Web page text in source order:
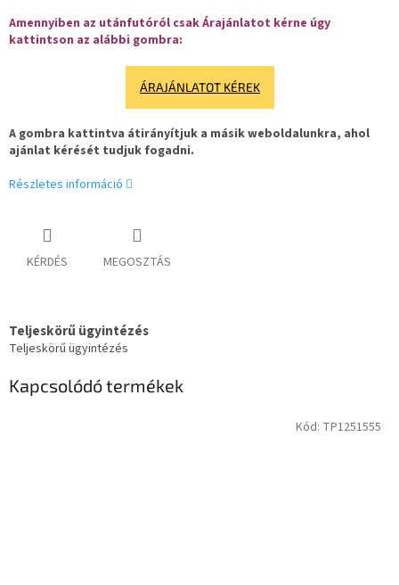
Amennyiben az utánfutóról csak Árajánlatot kérne úgy
kattintson az alábbi gombra:
ÁRAJÁNLATOT KÉREK
A gombra kattintva átirányítjuk a másik weboldalunkra, ahol
ajánlat kérését tudjuk fogadni.
Részletes információ
KÉRDÉS MEGOSZTÁS
Teljeskörű ügyintézés
Teljeskörű ügyintézés
Kapcsolódó termékek
Kód: TP1251555